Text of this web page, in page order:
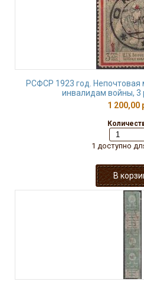
РСФСР 1923 год.
инвалидам войны, 3
1 200,00
1 доступно